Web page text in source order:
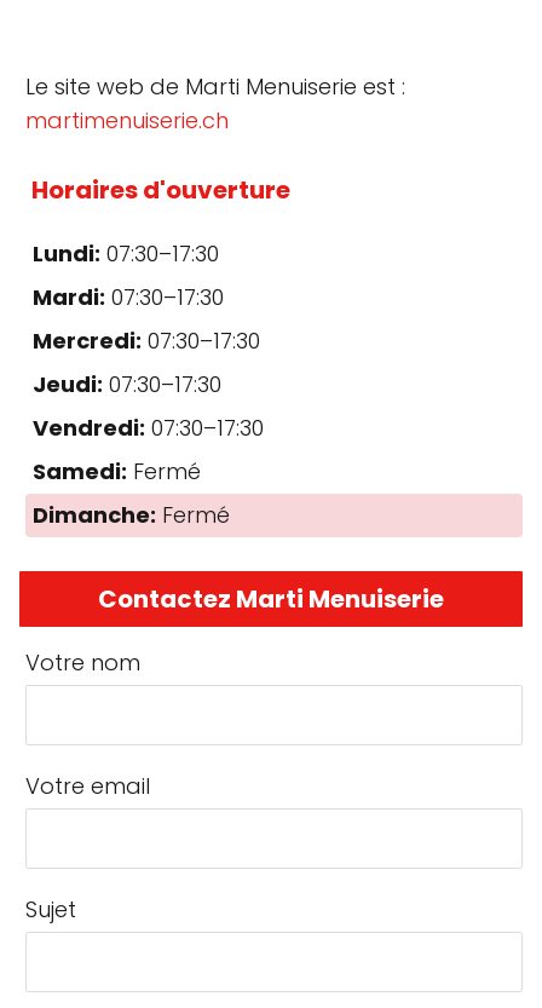
Le site web de Marti Menuiserie est :
martimenuiserie.ch
Horaires d'ouverture
Lundi: 07:30–17:30
Mardi: 07:30–17:30
Mercredi: 07:30–17:30
Jeudi: 07:30–17:30
Vendredi: 07:30–17:30
Samedi: Fermé
Dimanche: Fermé
Contactez Marti Menuiserie
Votre nom
Votre email
Sujet